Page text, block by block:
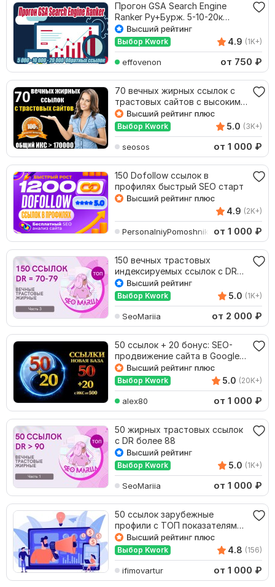
Прогон GSA Search Engine
Ranker Ру+Бурж. 5-10-20к
обратных ссылок
Выбор Kwork 4.9 (1K+)
effovenon от 750 ₽
70 вечных жирных ссылок с
трастовых сайтов с высоким
ИКС + Бонус
Выбор Kwork 5.0 (3K+)
seosos от 1 000 ₽
150 Dofollow ссылок в
профилях быстрый SEO старт
4.9 (2K+)
PersonalniyPomoshnik от 1 000 ₽
150 вечных трастовых
индексируемых ссылок с DR
70-79
Выбор Kwork 5.0 (1K+)
SeoMariia от 2 000 ₽
50 ссылок + 20 бонус: SEO-
продвижение сайта в Google и
Яндекс
Выбор Kwork 5.0 (20K+)
alex80 от 1 000 ₽
50 жирных трастовых ссылок
с DR более 88
Выбор Kwork 5.0 (1K+)
SeoMariia от 1 000 ₽
50 ссылок зарубежные
профили с ТОП показателями
- вечные, ручные
Выбор Kwork 4.8 (156)
ifimovartur от 1 000 ₽